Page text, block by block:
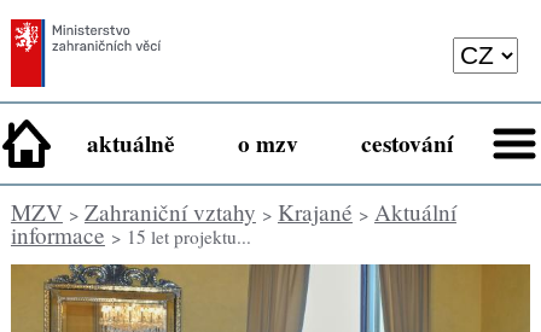
aktuálně o mzv cestování
MZV> Zahraniční vztahy > Krajané > Aktuální
informace > 15 let projektu...